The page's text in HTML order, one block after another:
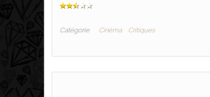
Catégorie Cinéma Critiques